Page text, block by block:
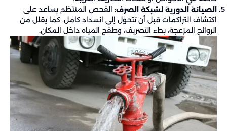
الصيانة الدورية لشبكة الصرف: الفحص المنتظم يساعد على
اكتشاف التراكمات قبل أن تتحول إلى انسداد كامل. كما يقلل من
الروائح المزعجة، بطء التصريف، وطفح المياه داخل المكان.